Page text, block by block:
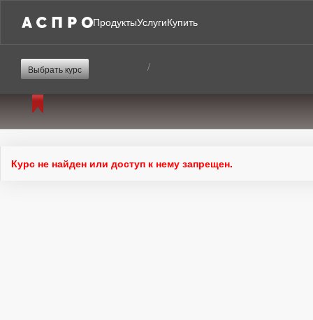
ПродуктыУслугиКупить
Выбрать курс /
Курс не найден или доступ к нему запрещен.